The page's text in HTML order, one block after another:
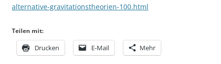
alternative-gravitationstheorien-100.html
Teilen mit:
Drucken E-Mail Mehr